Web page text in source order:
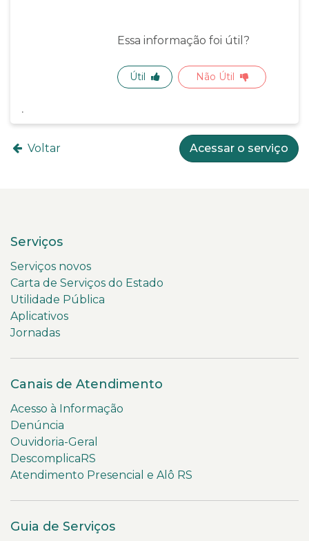
Essa informação foi útil?
Útil Não Útil
Voltar Acessar o serviço
Serviços
Serviços novos
Carta de Serviços do Estado
Utilidade Pública
Aplicativos
Jornadas
Canais de Atendimento
Acesso à Informação
Denúncia
Ouvidoria-Geral
DescomplicaRS
Atendimento Presencial e Alô RS
Guia de Serviços